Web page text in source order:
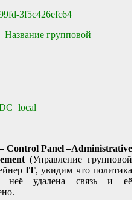
3f5c426efc64
Название групповой
Control Panel –Administrative
(Управление групповой
IT, увидим что политика
неё удалена связь и её